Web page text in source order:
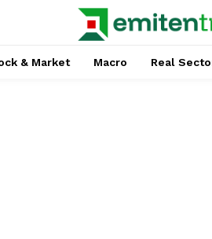
& Market Macro Real